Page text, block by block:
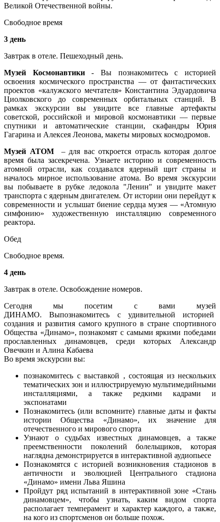
Великой Отечественной войны.
Свободное время
3 день
Завтрак в отеле. Пешеходный день.
Музей Космонавтики- Вы познакомитесь с историей
освоения космического пространства — от фантастических
проектов «калужского мечтателя» Константина Эдуардовича
Циолковского до современных орбитальных станций. В
рамках экскурсии вы увидите все главные артефакты
советской, российской и мировой космонавтики — первые
спутники и автоматические станции, скафандры Юрия
Гагарина и Алексея Леонова, макеты мировых космодромов.
Музей АТОМ– для вас откроется отрасль которая долгое
время была засекречена. Узнаете историю и современность
атомной отрасли, как создавался ядерный щит страны и
началось мирное использование атома. Во время экскурсии
вы побываете в рубке ледокола "Ленин" и увидите макет
транспорта с ядерным двигателем. От истории они перейдут к
современности и услышат биение сердца музея — «Атомную
симфонию» художественную инсталляцию современного
реактора.
Обед
Свободное время.
4 день
Завтрак в отеле. Освобождение номеров.
Сегодня мы посетим с вами музей
ДИНАМО.Выпознакомитесь с удивительной историей
создания и развития самого крупного в стране спортивного
Общества «Динамо», познакомят с самыми яркими победами
прославленных динамовцев, среди которых Александр
Овечкин и Алина Кабаева
Во время экскурсии вы:
познакомитесь с выставкой , состоящая из нескольких
тематических зон и иллюстрируемую мультимедийными
инсталляциями, а также редкими кадрами и
экспонатами
Познакомитесь (или вспомните) главные даты и факты
истории Общества «Динамо», их значение для
отечественного и мирового спорта
Узнают о судьбах известных динамовцев, а также
преемственности поколений болельщиков, которая
наглядна демонстрируется в интерактивной аудиопьесе
Познакомятся с историей возникновения стадионов в
античности и эволюцией Центрального стадиона
«Динамо» имени Льва Яшина
Пройдут ряд испытаний в интерактивной зоне «Стань
динамовцем», чтобы узнать, каким видом спорта
располагает темперамент и характер каждого, а также,
на кого из спортсменов он больше похож.